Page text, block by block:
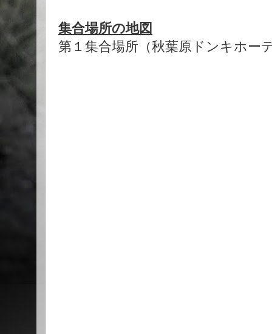
集合場所の地図
第１集合場所（秋葉原ドンキホー